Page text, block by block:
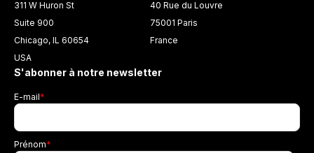
311 W Huron St
Suite 900
Chicago, IL 60654
USA
40 Rue du Louvre
75001 Paris
France
S'abonner à notre newsletter
E-mail*
Prénom*